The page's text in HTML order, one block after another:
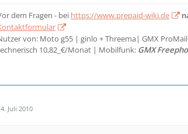
dem Fragen - bei https://www.prepaid-wiki.de
von: Moto g55 | ginlo + Threema| GMX
10,82_€/Monat | Mobilfunk: GMX
Juli 2010